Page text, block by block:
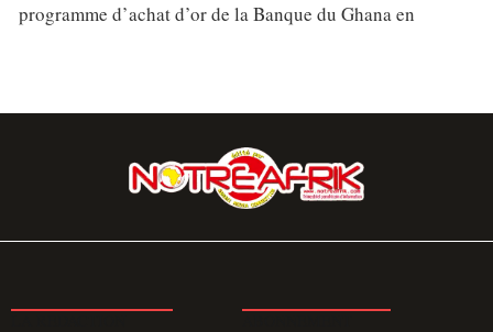
programme d’achat d’or de la Banque du Ghana en